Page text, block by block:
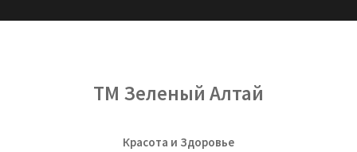
ТМ Зеленый Алтай
Красота и Здоровье